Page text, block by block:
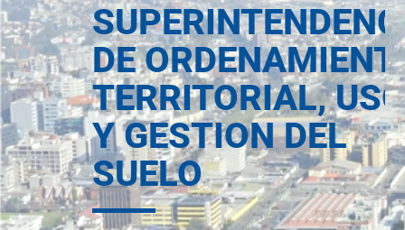
DE
TERRITORIAL,
Y GESTION DEL
SUELO